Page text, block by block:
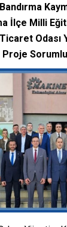
Bandırma
İlçe Milli
Odası
Proje